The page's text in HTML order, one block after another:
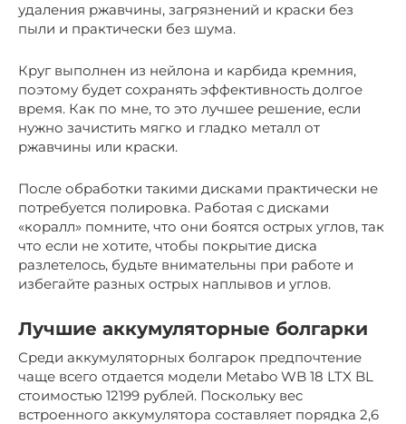
удаления ржавчины, загрязнений и краски без
пыли и практически без шума.
Круг выполнен из нейлона и карбида кремния,
поэтому будет сохранять эффективность долгое
время. Как по мне, то это лучшее решение, если
нужно зачистить мягко и гладко металл от
ржавчины или краски.
После обработки такими дисками практически не
потребуется полировка. Работая с дисками
«коралл» помните, что они боятся острых углов, так
что если не хотите, чтобы покрытие диска
разлетелось, будьте внимательны при работе и
избегайте разных острых наплывов и углов.
Лучшие аккумуляторные болгарки
Среди аккумуляторных болгарок предпочтение
чаще всего отдается модели Metabo WB 18 LTX BL
стоимостью 12199 рублей. Поскольку вес
встроенного аккумулятора составляет порядка 2,6